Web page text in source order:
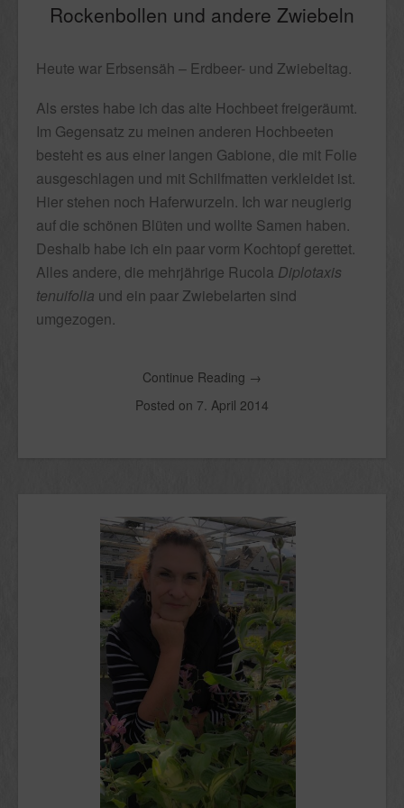
Rockenbollen und andere Zwiebeln
Heute war Erbsensäh – Erdbeer- und Zwiebeltag.
Als erstes habe ich das alte Hochbeet freigeräumt.
Im Gegensatz zu meinen anderen Hochbeeten
besteht es aus einer langen Gabione, die mit Folie
ausgeschlagen und mit Schilfmatten verkleidet ist.
Hier stehen noch Haferwurzeln. Ich war neugierig
auf die schönen Blüten und wollte Samen haben.
Deshalb habe ich ein paar vorm Kochtopf gerettet.
Alles andere, die mehrjährige Rucola Diplotaxis
tenuifolia und ein paar Zwiebelarten sind
umgezogen.
Continue Reading →
Posted on 7. April 2014